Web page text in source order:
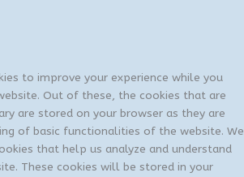
to improve your experience while you
Out of these, the cookies that are
are stored on your browser as they are
of basic functionalities of the website. We
that help us analyze and understand
These cookies will be stored in your